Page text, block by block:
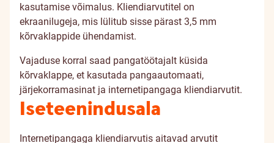
kasutamise võimalus. Kliendiarvutitel on
ekraanilugeja, mis lülitub sisse pärast 3,5 mm
kõrvaklappide ühendamist.
Vajaduse korral saad pangatöötajalt küsida
kõrvaklappe, et kasutada pangaautomaati,
järjekorramasinat ja internetipangaga kliendiarvutit.
Iseteenindusala
Internetipangaga kliendiarvutis aitavad arvutit